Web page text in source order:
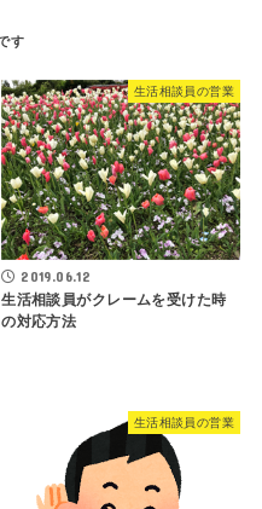
生活相談員の営業
2019.06.12
生活相談員がクレームを受けた時
の対応方法
生活相談員の営業